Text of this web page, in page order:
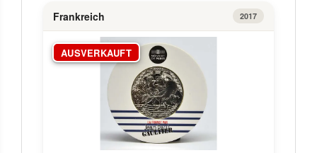
Frankreich 2017
AUSVERKAUFT